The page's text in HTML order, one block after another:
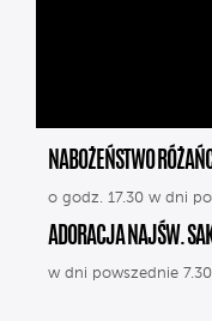
NABOŻEŃSTWO
o godz. 17.30 w dni
ADORACJA NAJŚW.
w dni powszednie